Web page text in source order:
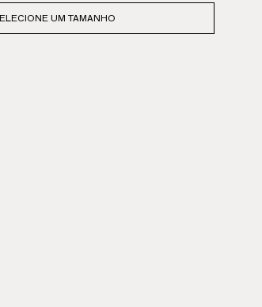
UM TAMANHO